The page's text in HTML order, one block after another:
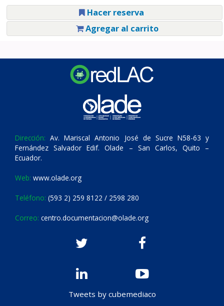
Hacer reserva
Agregar al carrito
Dirección: Av. Mariscal Antonio José de Sucre N58-63 y
Fernández Salvador Edif. Olade – San Carlos, Quito –
Ecuador.
Web: www.olade.org
Teléfono: (593 2) 259 8122 / 2598 280
Correo: centro.documentacion@olade.org
Tweets by cubemediaco